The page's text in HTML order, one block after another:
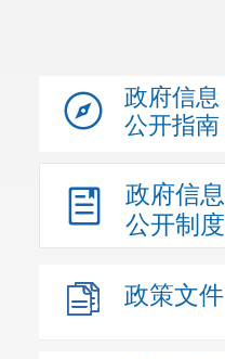
政府信息
公开指南
政府信息
公开制度
政策文件